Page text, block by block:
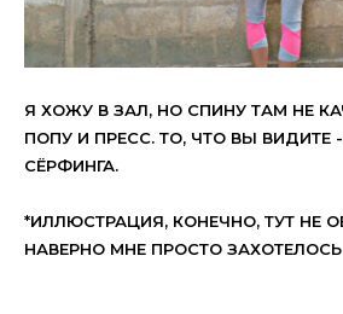
Я ХОЖУ В ЗАЛ, НО СПИНУ ТАМ НЕ
ПОПУ И ПРЕСС. ТО, ЧТО ВЫ ВИДИТЕ -
СЁРФИНГА.
*ИЛЛЮСТРАЦИЯ, КОНЕЧНО, ТУТ НЕ
НАВЕРНО МНЕ ПРОСТО